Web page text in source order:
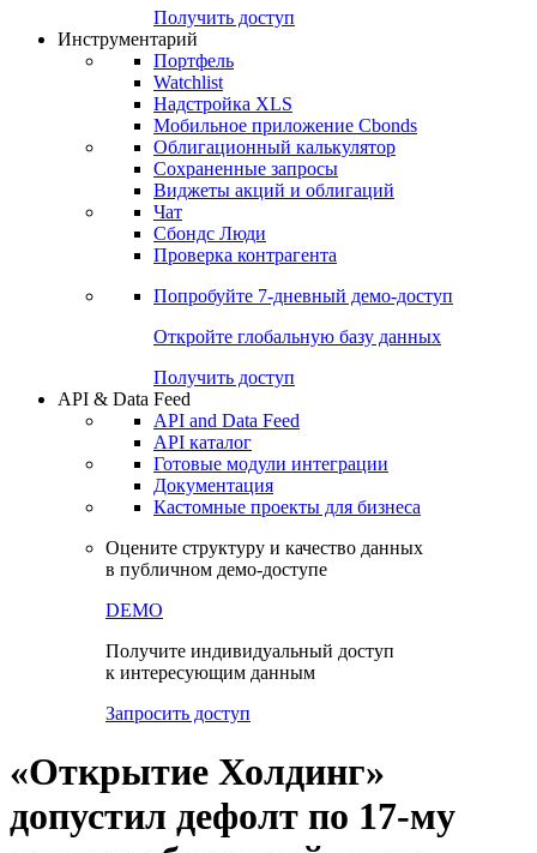
Получить доступ
Инструментарий
Портфель
Watchlist
Надстройка XLS
Мобильное приложение Cbonds
Облигационный калькулятор
Сохраненные запросы
Виджеты акций и облигаций
Чат
Сбондс Люди
Проверка контрагента
Попробуйте 7-дневный демо-доступ
Откройте глобальную базу данных
Получить доступ
API & Data Feed
API and Data Feed
API каталог
Готовые модули интеграции
Документация
Кастомные проекты для бизнеса
Оцените структуру и качество данных
в публичном демо-доступе
DEMO
Получите индивидуальный доступ
к интересующим данным
Запросить доступ
«Открытие Холдинг»
допустил дефолт по 17-му